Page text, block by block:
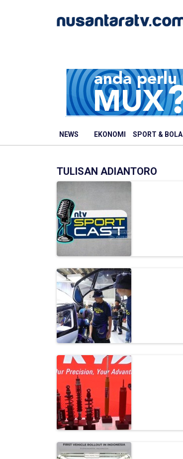
NEWS EKONOMI SPORT & BOLA
TULISAN ADIANTORO